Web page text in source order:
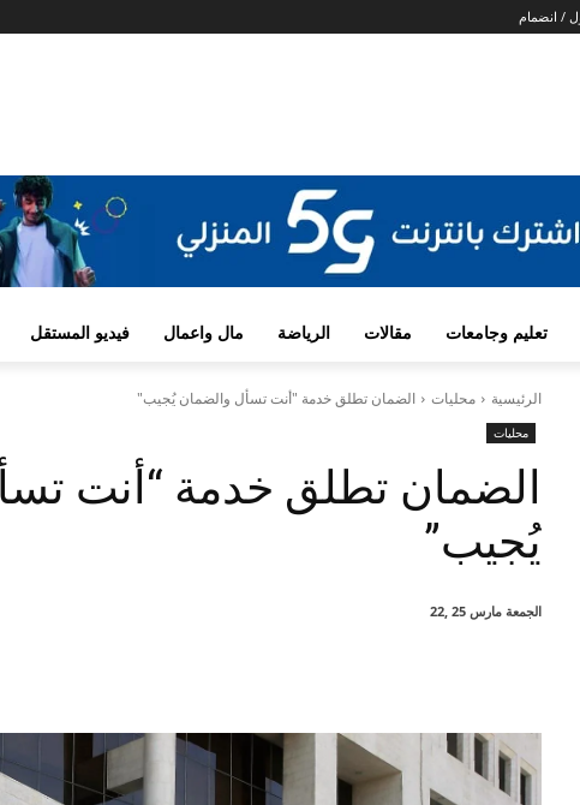
/ انضمام
تعليم وجامعات مقالات الرياضة مال واعمال فيديو المستقل
الرئيسية محليات الضمان تطلق خدمة "أنت تسأل والضمان يُجيب"
محليات
الضمان تطلق خدمة “أنت
يُجيب”
الجمعة مارس 25 ,22